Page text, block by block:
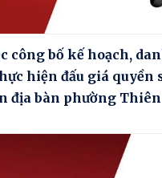
công bố kế hoạch,
hiện đấu giá quyền
địa bàn phường